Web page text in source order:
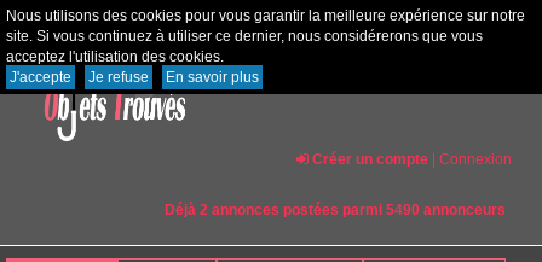
Nous utilisons des cookies pour vous garantir la meilleure expérience sur notre
site. Si vous continuez à utiliser ce dernier, nous considérerons que vous
acceptez l'utilisation des cookies.
J'accepte
Je refuse En savoir plus
Créer un compte Connexion
Déjà 2 annonces postées parmi 5490 annonceurs